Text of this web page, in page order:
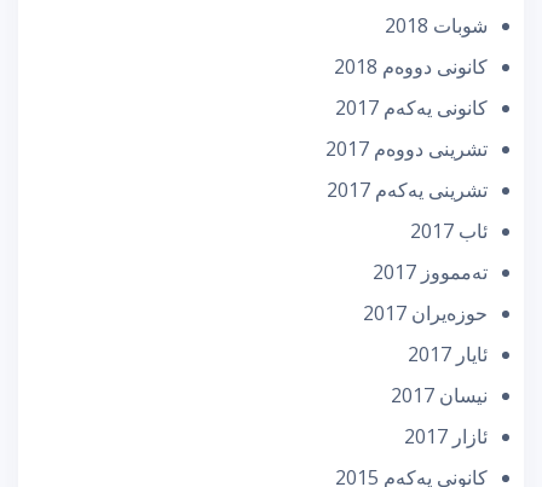
شوبات 2018
كانونی دووه‌م 2018
كانونی یه‌كه‌م 2017
تشرینی دووه‌م 2017
تشرینی یه‌كه‌م 2017
ئاب 2017
تەممووز 2017
حوزه‌یران 2017
ئایار 2017
نیسان 2017
ئازار 2017
كانونی یه‌كه‌م 2015